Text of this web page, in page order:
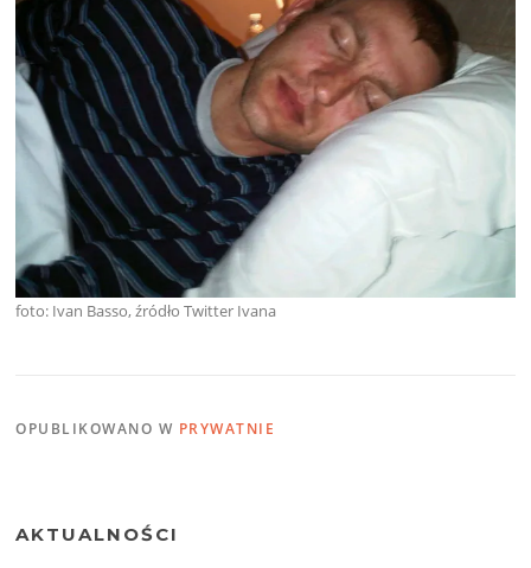
foto: Ivan Basso, źródło Twitter Ivana
OPUBLIKOWANO W PRYWATNIE
AKTUALNOŚCI